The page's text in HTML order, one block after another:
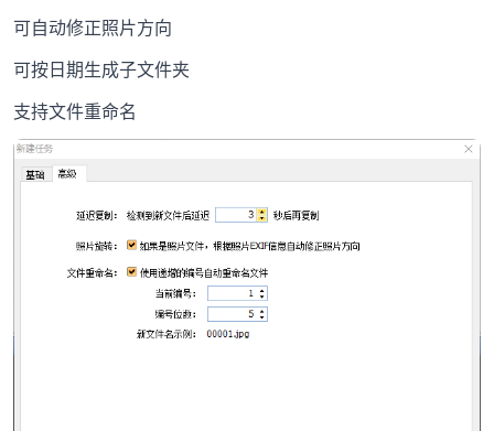
可自动修正照片方向
可按日期生成子文件夹
支持文件重命名